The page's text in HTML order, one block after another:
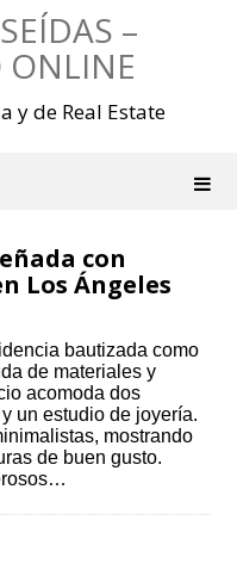
–
ONLINE
y de Real Estate
con
Los Ángeles
bautizada como
de materiales y
acomoda dos
un estudio de joyería.
mostrando
de buen gusto.